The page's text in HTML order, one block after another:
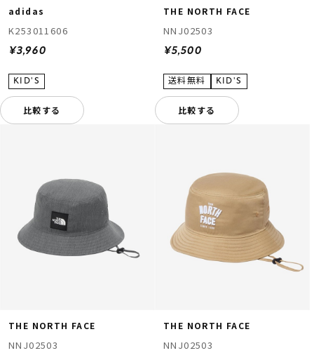
adidas
K253011606
¥3,960
比較する
THE NORTH FACE
NNJ02503
¥5,500
比較する
THE NORTH FACE
NNJ02503
THE NORTH FACE
NNJ02503